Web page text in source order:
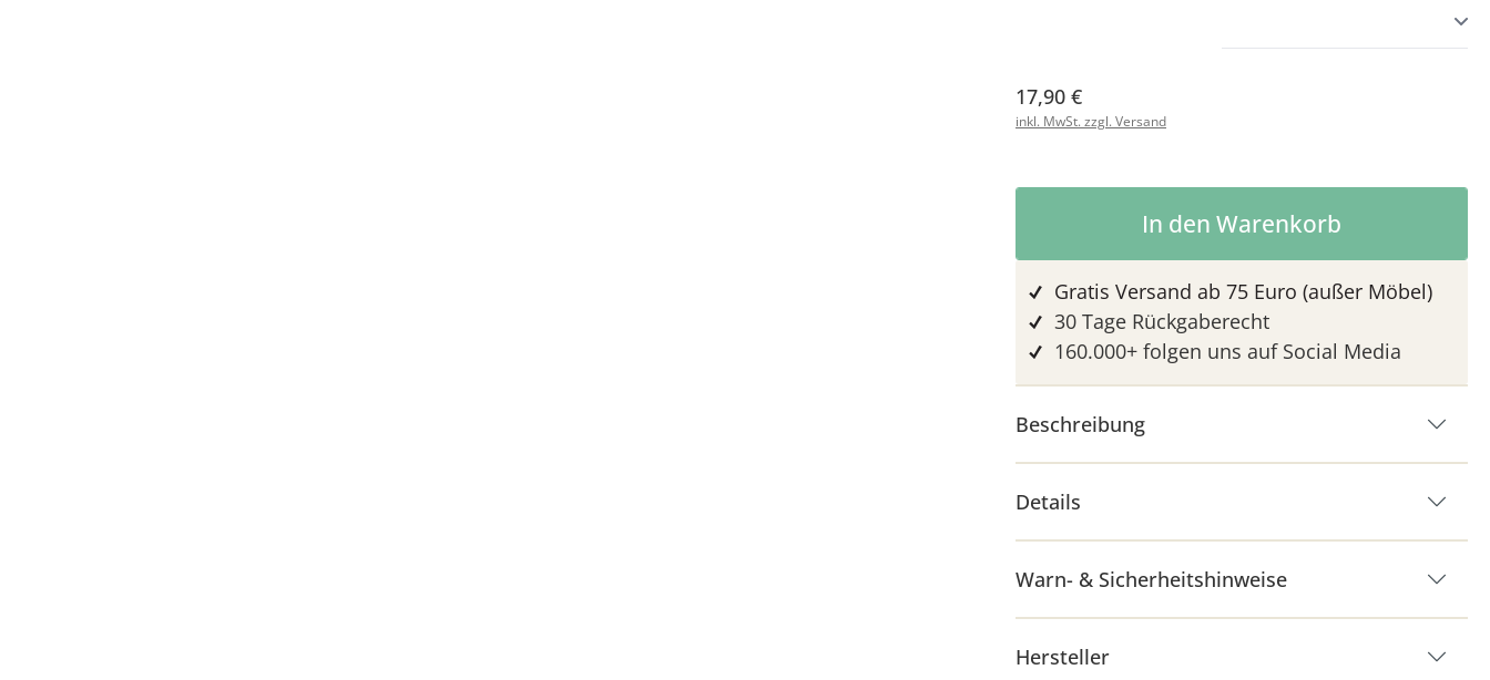
17,90 €
inkl. MwSt. zzgl. Versand
Produkt Anzahl: Gib den
In den Warenkorb
Gratis Versand ab 75 Euro (außer Möbel)
30 Tage Rückgaberecht
160.000+ folgen uns auf Social Media
Beschreibung
Details
Warn- & Sicherheitshinweise
Hersteller